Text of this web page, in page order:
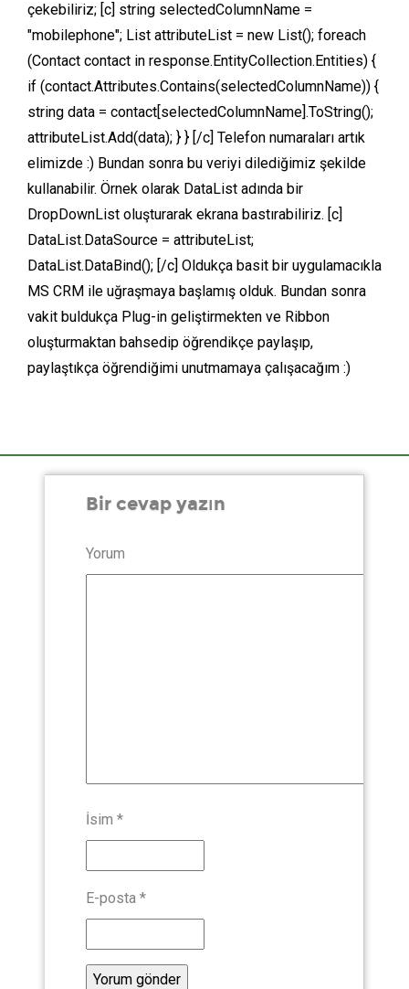
çekebiliriz; [c] string selectedColumnName =
"mobilephone"; List attributeList = new List(); foreach
(Contact contact in response.EntityCollection.Entities) {
if (contact.Attributes.Contains(selectedColumnName)) {
string data = contact[selectedColumnName].ToString();
attributeList.Add(data); } } [/c] Telefon numaraları artık
elimizde :) Bundan sonra bu veriyi dilediğimiz şekilde
kullanabilir. Örnek olarak DataList adında bir
DropDownList oluşturarak ekrana bastırabiliriz. [c]
DataList.DataSource = attributeList;
DataList.DataBind(); [/c] Oldukça basit bir uygulamacıkla
MS CRM ile uğraşmaya başlamış olduk. Bundan sonra
vakit buldukça Plug-in geliştirmekten ve Ribbon
oluşturmaktan bahsedip öğrendikçe paylaşıp,
paylaştıkça öğrendiğimi unutmamaya çalışacağım :)
Bir cevap yazın
Yorum
İsim *
E-posta *